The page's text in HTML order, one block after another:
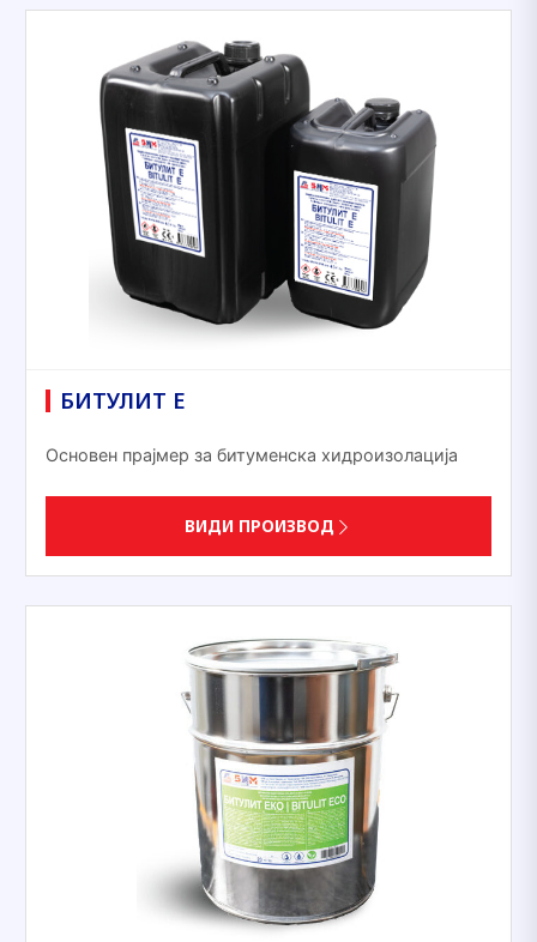
БИТУЛИТ Е
Основен прајмер за битуменска хидроизолација
ВИДИ ПРОИЗВОД